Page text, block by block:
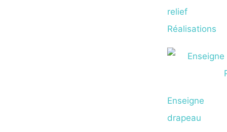
relief
Réalisations
Enseigne
drapeau